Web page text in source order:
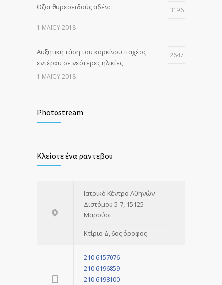
Όζοι θυρεοειδούς αδένα 3196
1 ΜΑΪ́ΟΥ 2018
Αυξητική τάση του καρκίνου παχέος
εντέρου σε νεότερες ηλικίες
2647
1 ΜΑΪ́ΟΥ 2018
σύγχρονες λύσεις
μίας έγκαιρης διάγνωσης
Photostream
Κλείστε ένα ραντεβού
Ιατρικό Κέντρο Αθηνών
Διστόμου 5-7, 15125
Μαρούσι
Κτίριο Δ, 6ος όροφος
210 6157076
210 6196859
210 6198100